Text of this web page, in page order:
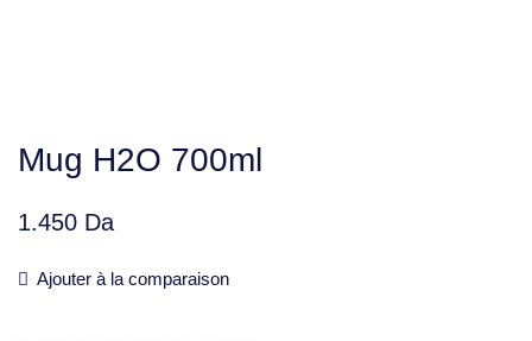
Mug H2O 700ml
1.450 Da
Ajouter à la comparaison